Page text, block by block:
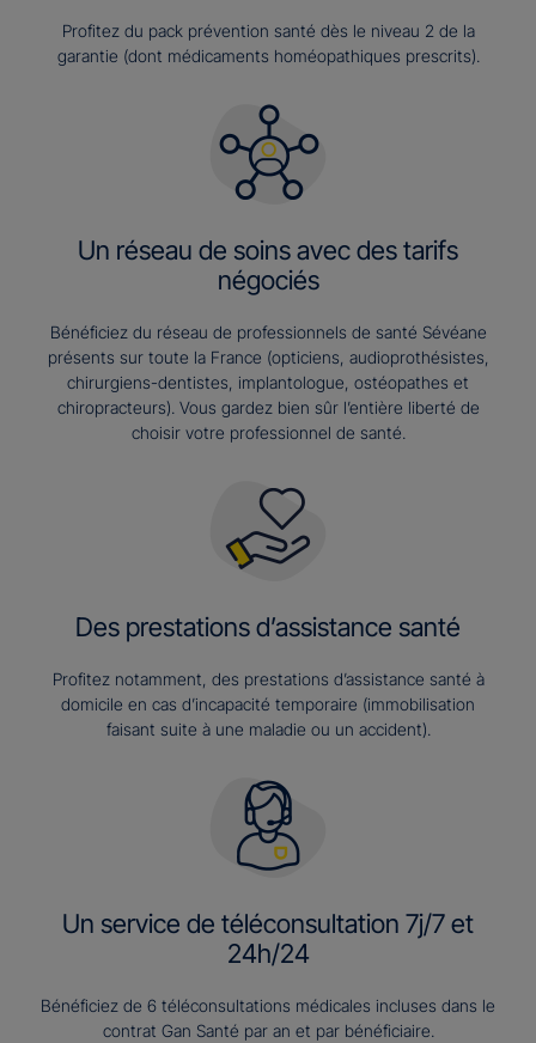
Profitez du pack prévention santé dès le niveau 2 de la
garantie (dont médicaments homéopathiques prescrits).
Un réseau de soins avec des tarifs
négociés
Bénéficiez du réseau de professionnels de santé Sévéane
présents sur toute la France (opticiens, audioprothésistes,
chirurgiens-dentistes, implantologue, ostéopathes et
chiropracteurs). Vous gardez bien sûr l’entière liberté de
choisir votre professionnel de santé.
Des prestations d’assistance santé
Profitez notamment, des prestations d’assistance santé à
domicile en cas d’incapacité temporaire (immobilisation
faisant suite à une maladie ou un accident).
Un service de téléconsultation 7j/7 et
24h/24
Bénéficiez de 6 téléconsultations médicales incluses dans le
contrat Gan Santé par an et par bénéficiaire.